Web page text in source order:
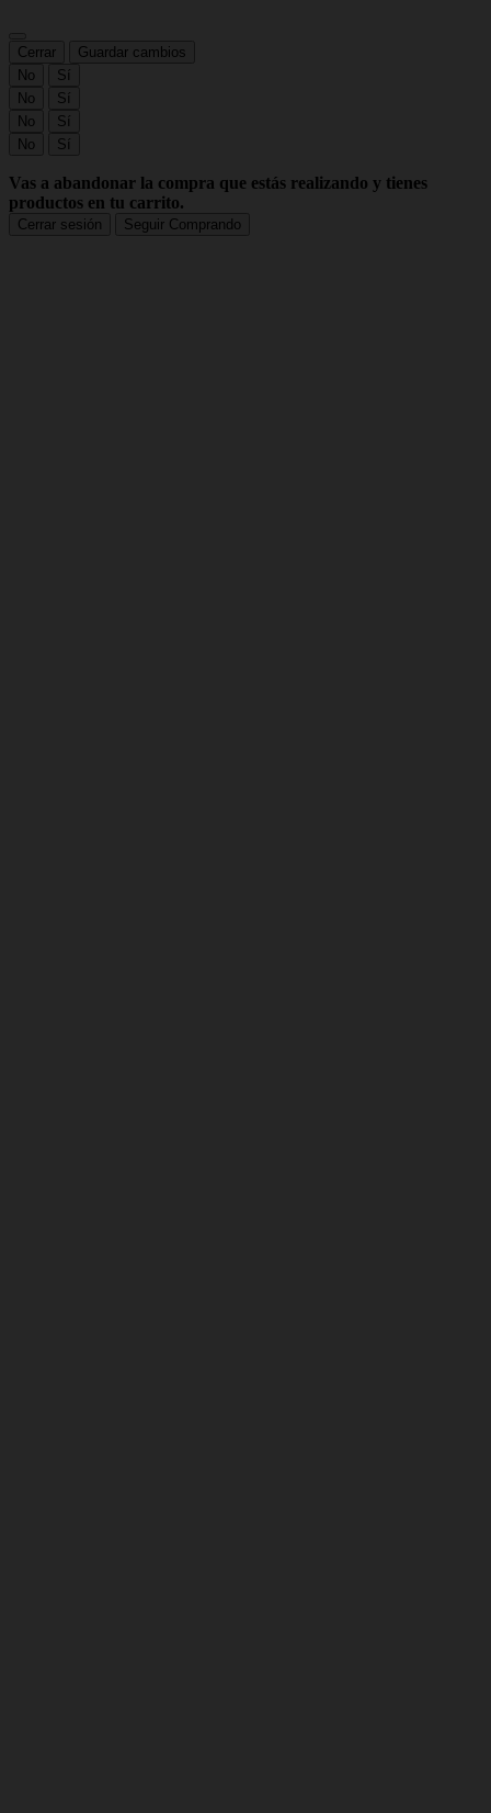
Cerrar
Guardar cambios
No
Sí
No
Sí
No
Sí
No
Sí
Vas a abandonar la compra que estás realizando y tienes
productos en tu carrito.
Cerrar sesión Seguir Comprando